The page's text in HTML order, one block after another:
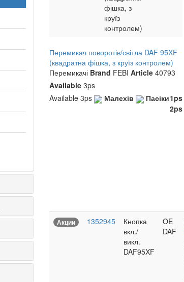
фішка, з
круїз
контролем)
Перемикач поворотів/світла DAF 95XF
(квадратна фішка, з круїз контролем)
Перемикачі Brand FEBI Article40793
Available3ps
Available 3ps Малехів 1ps
Пасіки
2ps
Акции 1352945
Кнопка
вкл./
викл.
DAF95XF
OE
DAF